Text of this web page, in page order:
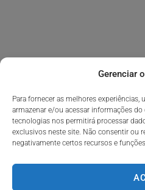
Gerenciar
Para fornecer as melhores
armazenar e/ou acessar informações
tecnologias nos permitirá processar
exclusivos neste site. Não consentir ou
negativamente certos recursos e